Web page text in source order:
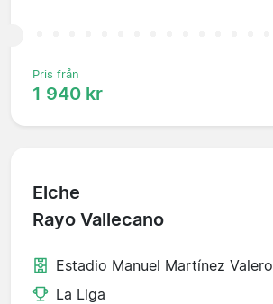
Pris från
1 940 kr
Elche
Rayo Vallecano
Estadio Manuel Martínez Valero
La Liga